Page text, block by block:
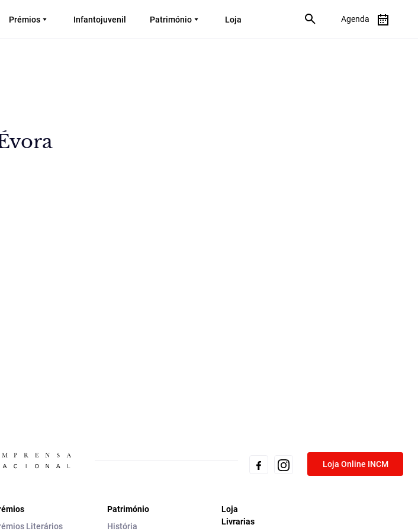
Prémios Infantojuvenil Património Loja Agenda
Loja Online INCM
Literários
Património
História
Loja
Livrarias